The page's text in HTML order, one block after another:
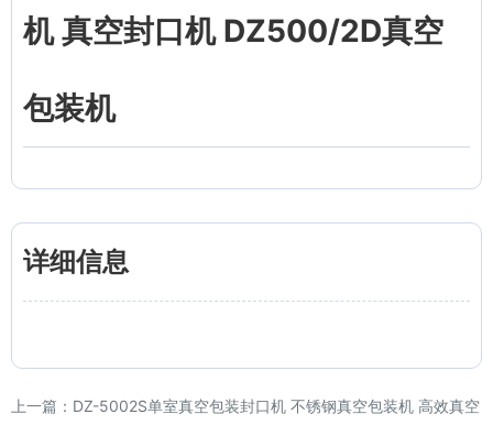
机 真空封口机 DZ500/2D真空
包装机
详细信息
上一篇： DZ-5002S单室真空包装封口机 不锈钢真空包装机 高效真空